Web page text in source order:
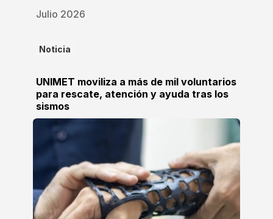
Julio 2026
Noticia
UNIMET moviliza a más de mil voluntarios
para rescate, atención y ayuda tras los
sismos